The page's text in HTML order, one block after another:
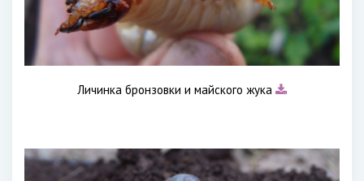
Личинка бронзовки и майского жука